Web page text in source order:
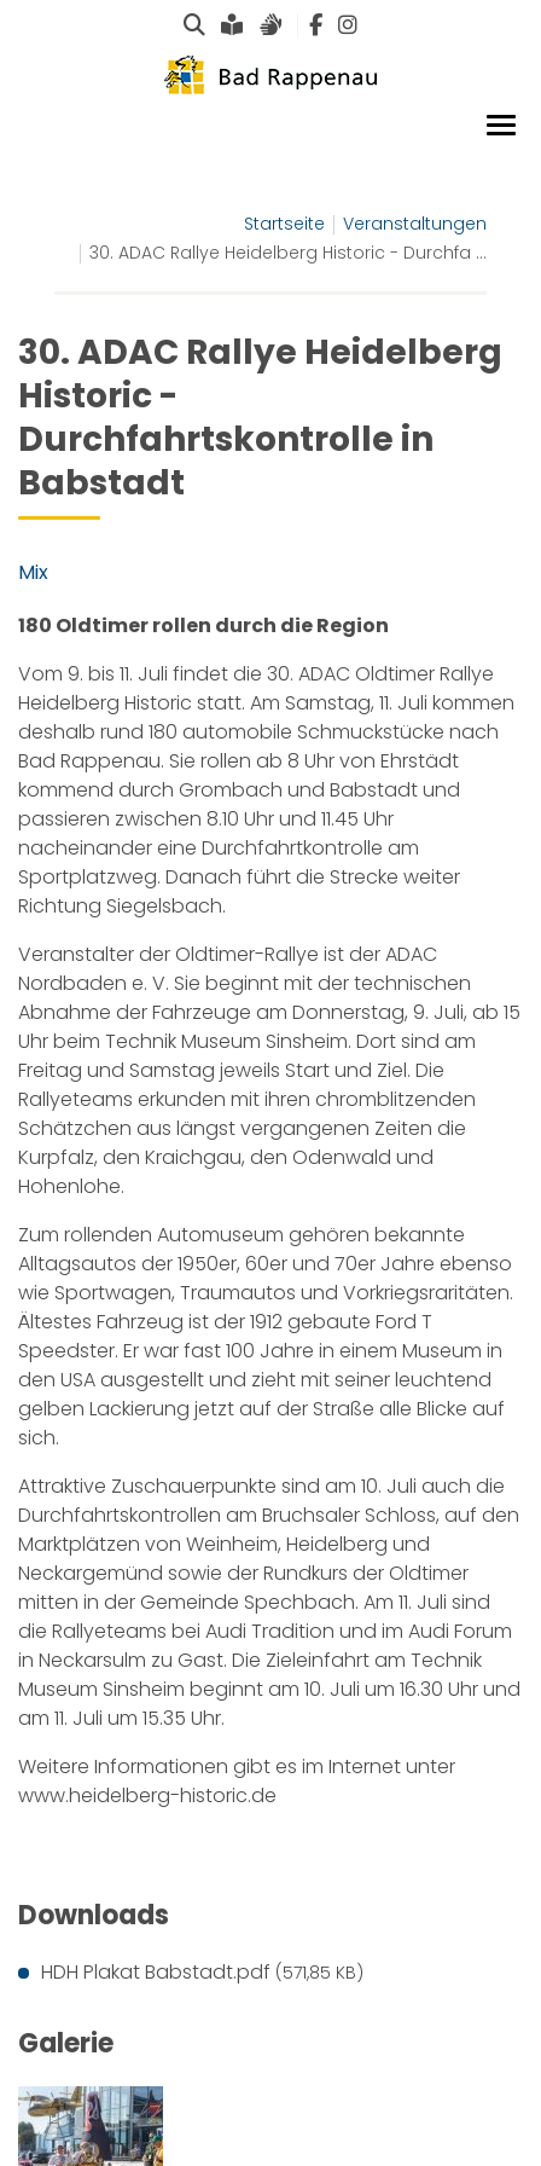
Suche
Leichte Sprache
Gebärdensprachen
Startseite
Veranstaltungen
30. ADAC Rallye Heidelberg Historic - Durchfa ...
30. ADAC Rallye Heidelberg
Historic -
Durchfahrtskontrolle in
Babstadt
Mix
180 Oldtimer rollen durch die Region
Vom 9. bis 11. Juli findet die 30. ADAC Oldtimer Rallye
Heidelberg Historic statt. Am Samstag, 11. Juli kommen
deshalb rund 180 automobile Schmuckstücke nach
Bad Rappenau. Sie rollen ab 8 Uhr von Ehrstädt
kommend durch Grombach und Babstadt und
passieren zwischen 8.10 Uhr und 11.45 Uhr
nacheinander eine Durchfahrtkontrolle am
Sportplatzweg. Danach führt die Strecke weiter
Richtung Siegelsbach.
Veranstalter der Oldtimer-Rallye ist der ADAC
Nordbaden e. V. Sie beginnt mit der technischen
Abnahme der Fahrzeuge am Donnerstag, 9. Juli, ab 15
Uhr beim Technik Museum Sinsheim. Dort sind am
Freitag und Samstag jeweils Start und Ziel. Die
Rallyeteams erkunden mit ihren chromblitzenden
Schätzchen aus längst vergangenen Zeiten die
Kurpfalz, den Kraichgau, den Odenwald und
Hohenlohe.
Zum rollenden Automuseum gehören bekannte
Alltagsautos der 1950er, 60er und 70er Jahre ebenso
wie Sportwagen, Traumautos und Vorkriegsraritäten.
Ältestes Fahrzeug ist der 1912 gebaute Ford T
Speedster. Er war fast 100 Jahre in einem Museum in
den USA ausgestellt und zieht mit seiner leuchtend
gelben Lackierung jetzt auf der Straße alle Blicke auf
sich.
Attraktive Zuschauerpunkte sind am 10. Juli auch die
Durchfahrtskontrollen am Bruchsaler Schloss, auf den
Marktplätzen von Weinheim, Heidelberg und
Neckargemünd sowie der Rundkurs der Oldtimer
mitten in der Gemeinde Spechbach. Am 11. Juli sind
die Rallyeteams bei Audi Tradition und im Audi Forum
in Neckarsulm zu Gast. Die Zieleinfahrt am Technik
Museum Sinsheim beginnt am 10. Juli um 16.30 Uhr und
am 11. Juli um 15.35 Uhr.
Weitere Informationen gibt es im Internet unter
www.heidelberg-historic.de
Downloads
HDH Plakat Babstadt.pdf (571,85 KB)
Galerie